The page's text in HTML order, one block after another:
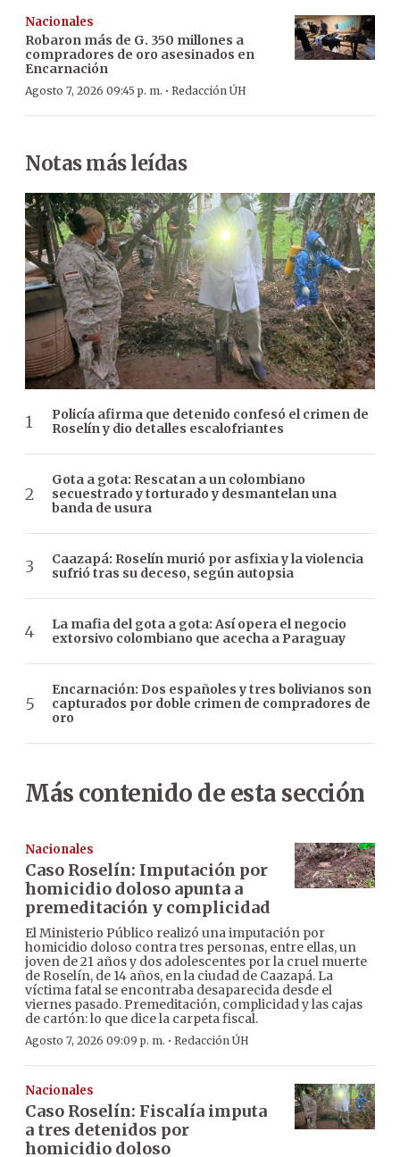
Nacionales
Robaron más de G. 350 millones a
compradores de oro asesinados en
Encarnación
Agosto 7, 2026 09:45 p. m. · Redacción ÚH
Notas más leídas
Policía afirma que detenido confesó el crimen de
Roselín y dio detalles escalofriantes
Gota a gota: Rescatan a un colombiano
secuestrado y torturado y desmantelan una
banda de usura
Caazapá: Roselín murió por asfixia y la violencia
sufrió tras su deceso, según autopsia
La mafia del gota a gota: Así opera el negocio
extorsivo colombiano que acecha a Paraguay
Encarnación: Dos españoles y tres bolivianos son
capturados por doble crimen de compradores de
oro
Más contenido de esta sección
Nacionales
Caso Roselín: Imputación por
homicidio doloso apunta a
premeditación y complicidad
El Ministerio Público realizó una imputación por
homicidio doloso contra tres personas, entre ellas, un
joven de 21 años y dos adolescentes por la cruel muerte
de Roselín, de 14 años, en la ciudad de Caazapá. La
víctima fatal se encontraba desaparecida desde el
viernes pasado. Premeditación, complicidad y las cajas
de cartón: lo que dice la carpeta fiscal.
Agosto 7, 2026 09:09 p. m. · Redacción ÚH
Nacionales
Caso Roselín: Fiscalía imputa
a tres detenidos por
homicidio doloso